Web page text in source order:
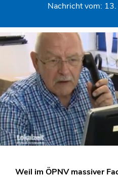
Nachricht vom:
Weil im ÖPNV massiver